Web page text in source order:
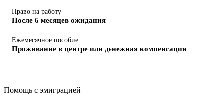
Право на работу
После 6 месяцев ожидания
Ежемесячное пособие
Проживание в центре или денежная компенсация
Помощь с эмиграцией